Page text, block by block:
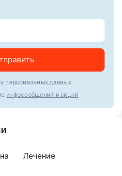
персональных данных
инфосообщений и акций
Лечение